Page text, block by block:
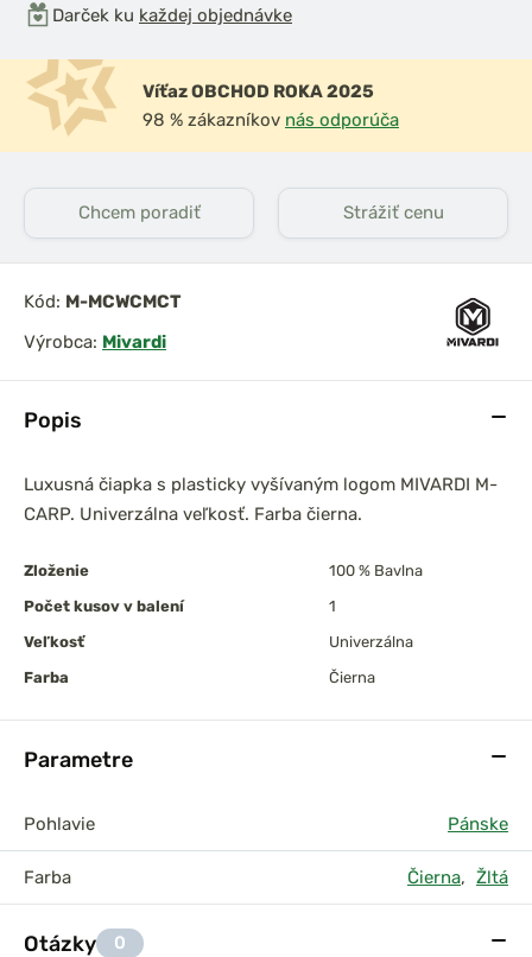
Popis
Luxusná čiapka s plasticky vyšívaným logom MIVARDI M-
CARP. Univerzálna veľkosť. Farba čierna.
Zloženie
100 % Bavlna
Počet kusov v balení
1
Veľkosť
Univerzálna
Farba
Čierna
Parametre
Pohlavie Pánske
Farba Čierna, Žltá
Otázky 0
Darček ku každej objednávke
Víťaz OBCHOD ROKA 2025
98 % zákazníkov nás odporúča
Chcem poradiť Strážiť cenu
Kód: M-MCWCMCT
Výrobca: Mivardi